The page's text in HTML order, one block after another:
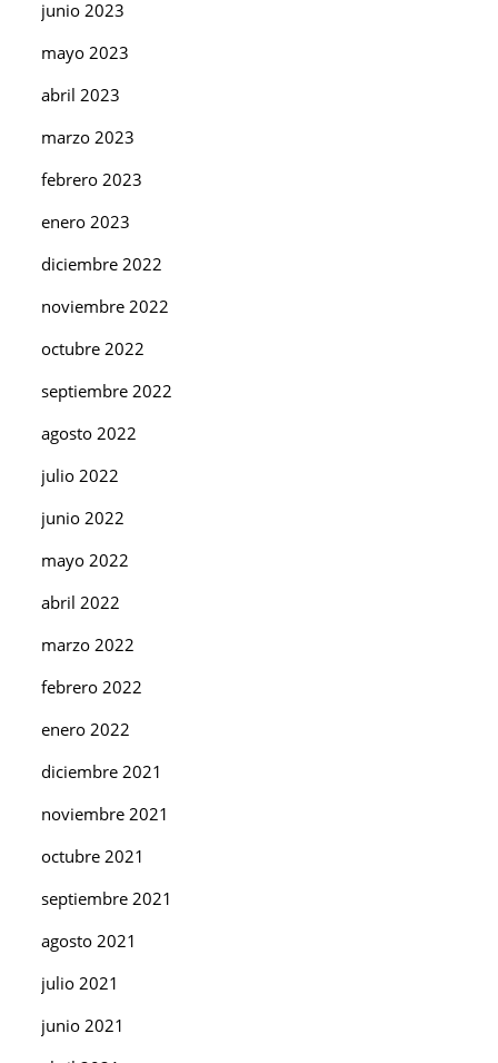
junio 2023
mayo 2023
abril 2023
marzo 2023
febrero 2023
enero 2023
diciembre 2022
noviembre 2022
octubre 2022
septiembre 2022
agosto 2022
julio 2022
junio 2022
mayo 2022
abril 2022
marzo 2022
febrero 2022
enero 2022
diciembre 2021
noviembre 2021
octubre 2021
septiembre 2021
agosto 2021
julio 2021
junio 2021